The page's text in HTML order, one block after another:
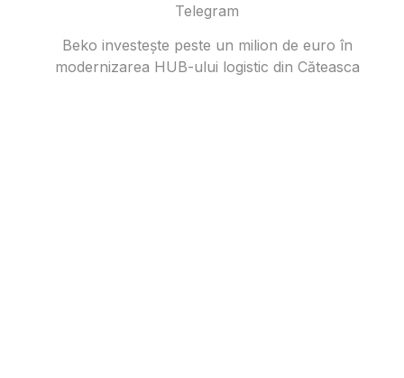
Telegram
Beko investește peste un milion de euro în
modernizarea HUB-ului logistic din Căteasca